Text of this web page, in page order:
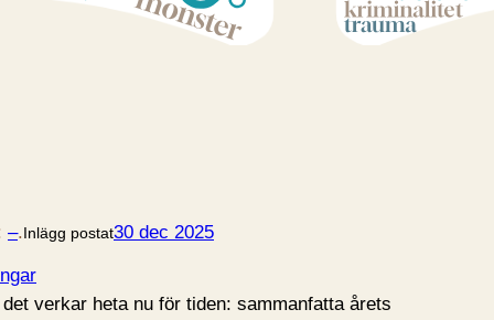
–.Inlägg postat30 dec 2025
verkar heta nu för tiden: sammanfatta årets